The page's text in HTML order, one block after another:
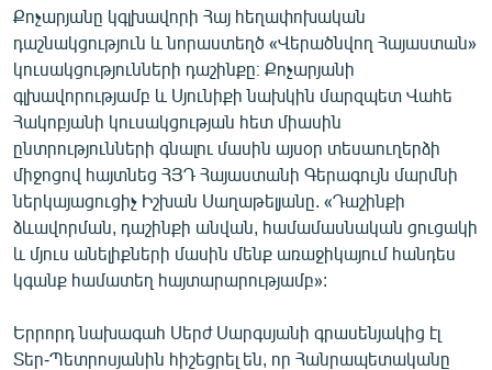
Քոչարյանը կգլխավորի Հայ հեղափոխական
դաշնակցություն և նորաստեղծ «Վերածնվող Հայաստան»
կուսակցությունների դաշինքը։ Քոչարյանի
գլխավորությամբ և Սյունիքի նախկին մարզպետ Վահե
Հակոբյանի կուսակցության հետ միասին
ընտրությունների գնալու մասին այսօր տեսաուղերձի
միջոցով հայտնեց ՀՅԴ Հայաստանի Գերագույն մարմնի
ներկայացուցիչ Իշխան Սաղաթելյանը. «Դաշինքի
ձևավորման, դաշինքի անվան, համամասնական ցուցակի
և մյուս անելիքների մասին մենք առաջիկայում հանդես
կգանք համատեղ հայտարարությամբ»:
Երրորդ նախագահ Սերժ Սարգսյանի գրասենյակից էլ
Տեր-Պետրոսյանին հիշեցրել են, որ Հանրապետականը